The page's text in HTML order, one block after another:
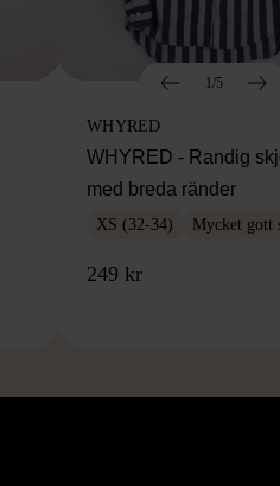
1/5
WHYRED
WHYRED - Randig
med breda ränder
XS (32-34) Mycket gott
249 kr